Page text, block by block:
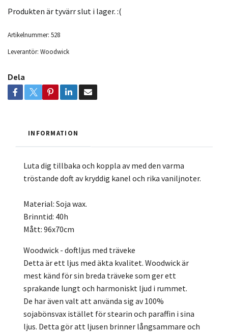
Produkten är tyvärr slut i lager. :(
Artikelnummer: 528
Leverantör: Woodwick
Dela
INFORMATION
Luta dig tillbaka och koppla av med den varma
tröstande doft av kryddig kanel och rika vaniljnoter.
Material: Soja wax.
Brinntid: 40h
Mått: 96x70cm
Woodwick - doftljus med träveke
Detta är ett ljus med äkta kvalitet. Woodwick är
mest känd för sin breda träveke som ger ett
sprakande lungt och harmoniskt ljud i rummet.
De har även valt att använda sig av 100%
sojabönsvax istället för stearin och paraffin i sina
ljus. Detta gör att ljusen brinner långsammare och